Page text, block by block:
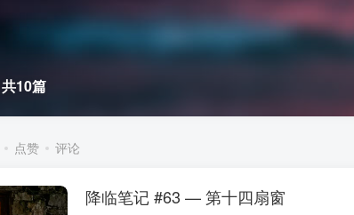
共10篇
点赞 评论
降临笔记 #63 — 第十四扇窗